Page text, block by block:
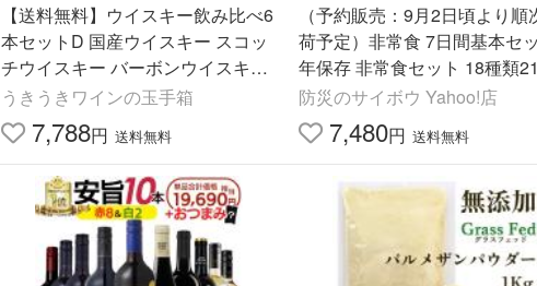
【送料無料】ウイスキー飲み比べ6
本セットD 国産ウイスキー スコッ
チウイスキー バーボンウイスキー
ウイスキーセット ※ギフト対応不
可
うきうきワインの玉手箱
7,788円 送料無料
（予約販売：9月2日頃より順
荷予定）非常食 7日間基本セ
年保存 非常食セット 18種類
保存食
防災のサイボウ Yahoo!店
7,480円 送料無料